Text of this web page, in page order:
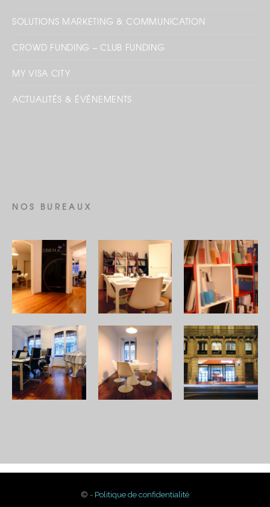
SOLUTIONS MARKETING & COMMUNICATION
CROWD FUNDING – CLUB FUNDING
MY VISA CITY
ACTUALITÉS & ÉVÉNEMENTS
NOS BUREAUX
© - Politique de confidentialité